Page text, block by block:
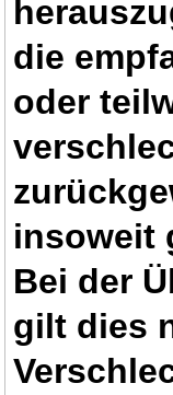
die
oder
insoweit
Bei der
gilt dies